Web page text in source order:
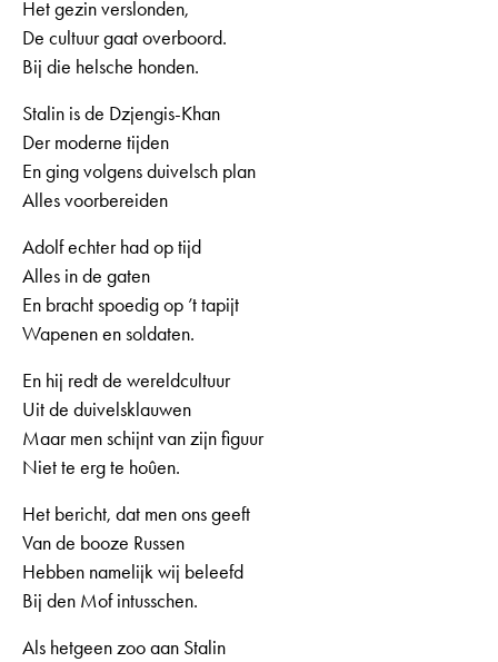
Het gezin verslonden,
De cultuur gaat overboord.
Bij die helsche honden.
Stalin is de Dzjengis-Khan
Der moderne tijden
En ging volgens duivelsch plan
Alles voorbereiden
Adolf echter had op tijd
Alles in de gaten
En bracht spoedig op ’t tapijt
Wapenen en soldaten.
En hij redt de wereldcultuur
Uit de duivelsklauwen
Maar men schijnt van zijn figuur
Niet te erg te hoûen.
Het bericht, dat men ons geeft
Van de booze Russen
Hebben namelijk wij beleefd
Bij den Mof intusschen.
Als hetgeen zoo aan Stalin